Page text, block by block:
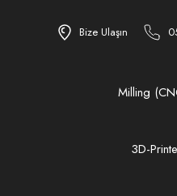
Bize Ulaşın
Milling
3D-